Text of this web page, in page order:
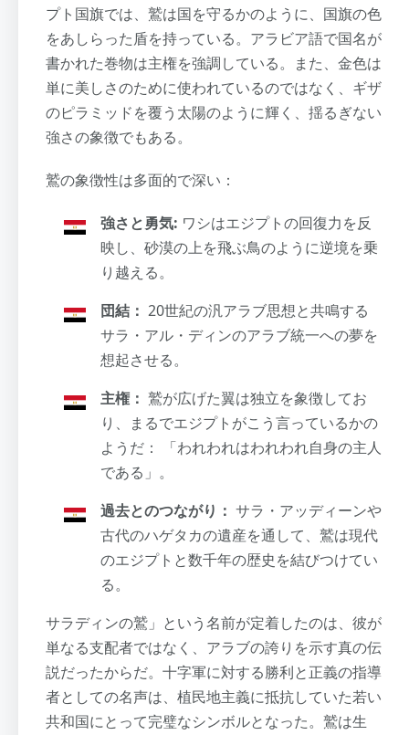
プト国旗では、鷲は国を守るかのように、国旗の色
をあしらった盾を持っている。アラビア語で国名が
書かれた巻物は主権を強調している。また、金色は
単に美しさのために使われているのではなく、ギザ
のピラミッドを覆う太陽のように輝く、揺るぎない
強さの象徴でもある。
鷲の象徴性は多面的で深い：
強さと勇気: ワシはエジプトの回復力を反
映し、砂漠の上を飛ぶ鳥のように逆境を乗
り越える。
団結： 20世紀の汎アラブ思想と共鳴する
サラ・アル・ディンのアラブ統一への夢を
想起させる。
主権： 鷲が広げた翼は独立を象徴してお
り、まるでエジプトがこう言っているかの
ようだ： 「われわれはわれわれ自身の主人
である」。
過去とのつながり： サラ・アッディーンや
古代のハゲタカの遺産を通して、鷲は現代
のエジプトと数千年の歴史を結びつけてい
る。
サラディンの鷲」という名前が定着したのは、彼が
単なる支配者ではなく、アラブの誇りを示す真の伝
説だったからだ。十字軍に対する勝利と正義の指導
者としての名声は、植民地主義に抵抗していた若い
共和国にとって完璧なシンボルとなった。鷲は生